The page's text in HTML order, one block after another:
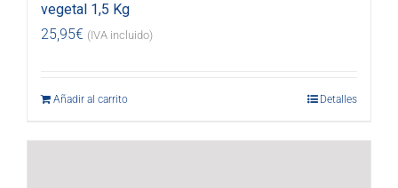
vegetal 1,5 Kg
25,95€ (IVA incluido)
Añadir al carrito Detalles